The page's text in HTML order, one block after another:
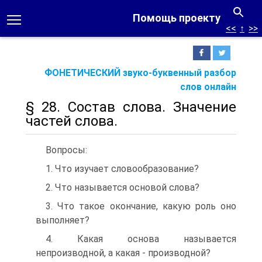
Помощь проекту
ФОНЕТИЧЕСКИЙ звуко-буквенный разбор
слов онлайн
<< ↑ >>
§ 28. Состав слова. Значение
частей слова.
Вопросы:
1. Что изучает словообразование?
2. Что называется основой слова?
3. Что такое окончание, какую роль оно
выполняет?
4. Какая основа называется
непроизводной, а какая - производной?